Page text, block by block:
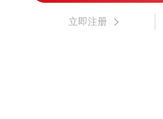
立即注册